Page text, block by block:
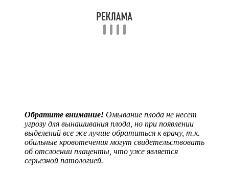
Обратите внимание! Омывание плода не несет
угрозу для вынашивания плода, но при появлении
выделений все же лучше обратиться к врачу, т.к.
обильные кровотечения могут свидетельствовать
об отслоении плаценты, что уже является
серьезной патологией.